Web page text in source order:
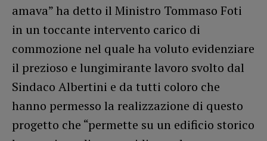
amava” ha detto il Ministro Tommaso Foti
in un toccante intervento carico di
commozione nel quale ha voluto evidenziare
il prezioso e lungimirante lavoro svolto dal
Sindaco Albertini e da tutti coloro che
hanno permesso la realizzazione di questo
progetto che “permette su un edificio storico